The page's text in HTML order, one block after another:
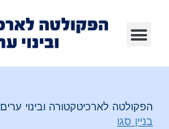
הפקולטה לארכיטקטורה ובינוי ערים
בניין סגו